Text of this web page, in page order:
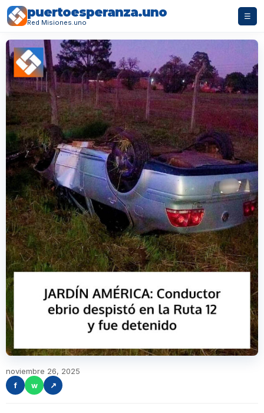
puertoesperanza.uno
Red Misiones.uno
☰
noviembre 26, 2025
f
w ↗